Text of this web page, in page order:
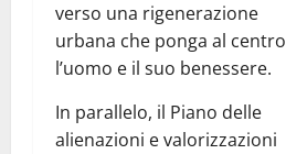
verso una rigenerazione
urbana che ponga al centro
l’uomo e il suo benessere.
In parallelo, il Piano delle
alienazioni e valorizzazioni